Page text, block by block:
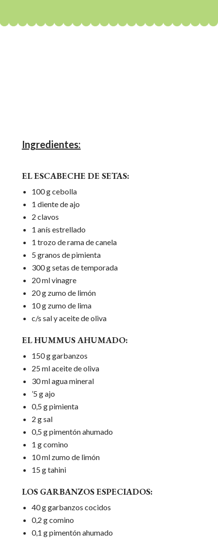
Ingredientes:
EL ESCABECHE DE SETAS:
100 g cebolla
1 diente de ajo
2 clavos
1 anís estrellado
1 trozo de rama de canela
5 granos de pimienta
300 g setas de temporada
20 ml vinagre
20 g zumo de limón
10 g zumo de lima
c/s sal y aceite de oliva
EL HUMMUS AHUMADO:
150 g garbanzos
25 ml aceite de oliva
30 ml agua mineral
’5 g ajo
0,5 g pimienta
2 g sal
0,5 g pimentón ahumado
1 g comino
10 ml zumo de limón
15 g tahini
LOS GARBANZOS ESPECIADOS:
40 g garbanzos cocidos
0,2 g comino
0,1 g pimentón ahumado